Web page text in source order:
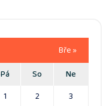
Pá So
Ne
1
2
3
Bře »